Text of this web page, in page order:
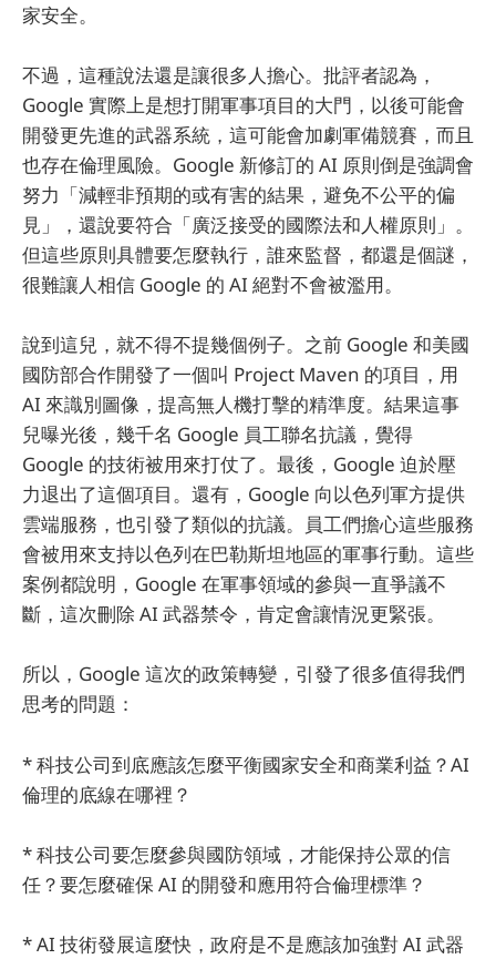
家安全。
不過，這種說法還是讓很多人擔心。批評者認為，
Google 實際上是想打開軍事項目的大門，以後可能會
開發更先進的武器系統，這可能會加劇軍備競賽，而且
也存在倫理風險。Google 新修訂的 AI 原則倒是強調會
努力「減輕非預期的或有害的結果，避免不公平的偏
見」，還說要符合「廣泛接受的國際法和人權原則」。
但這些原則具體要怎麼執行，誰來監督，都還是個謎，
很難讓人相信 Google 的 AI 絕對不會被濫用。
說到這兒，就不得不提幾個例子。之前 Google 和美國
國防部合作開發了一個叫 Project Maven 的項目，用
AI 來識別圖像，提高無人機打擊的精準度。結果這事
兒曝光後，幾千名 Google 員工聯名抗議，覺得
Google 的技術被用來打仗了。最後，Google 迫於壓
力退出了這個項目。還有，Google 向以色列軍方提供
雲端服務，也引發了類似的抗議。員工們擔心這些服務
會被用來支持以色列在巴勒斯坦地區的軍事行動。這些
案例都說明，Google 在軍事領域的參與一直爭議不
斷，這次刪除 AI 武器禁令，肯定會讓情況更緊張。
所以，Google 這次的政策轉變，引發了很多值得我們
思考的問題：
* 科技公司到底應該怎麼平衡國家安全和商業利益？AI
倫理的底線在哪裡？
* 科技公司要怎麼參與國防領域，才能保持公眾的信
任？要怎麼確保 AI 的開發和應用符合倫理標準？
* AI 技術發展這麼快，政府是不是應該加強對 AI 武器